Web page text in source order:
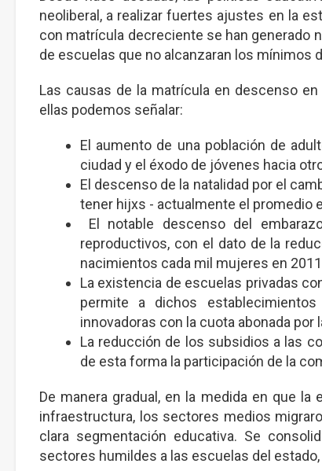
neoliberal, a realizar fuertes ajustes en la
con matrícula decreciente se han generado
de escuelas que no alcanzaran los mínimos
Las causas de la matrícula en descenso
ellas podemos señalar:
El aumento de una población de
ciudad y el éxodo de jóvenes hacia
El descenso de la natalidad por el
tener hijxs - actualmente el promedio
El notable descenso del
reproductivos, con el dato de la
nacimientos cada mil mujeres en
La existencia de escuelas privadas
permite a dichos
innovadoras con la cuota abonada por
La reducción de los subsidios a las
de esta forma la participación de la
De manera gradual, en la medida en que
infraestructura, los sectores medios
clara segmentación educativa. Se
sectores humildes a las escuelas del